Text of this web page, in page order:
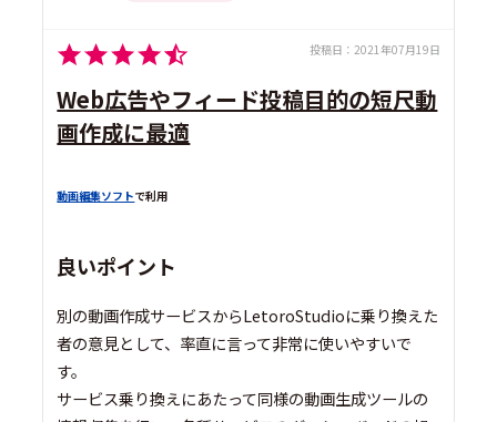
投稿日： 2021年07月19日
Web広告やフィード投稿目的の短尺動
画作成に最適
動画編集ソフトで利用
良いポイント
別の動画作成サービスからLetoroStudioに乗り換えた
者の意見として、率直に言って非常に使いやすいで
す。
サービス乗り換えにあたって同様の動画生成ツールの